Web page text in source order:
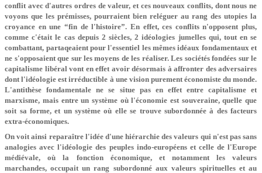
conflit avec d'autres ordres de valeur, et ces nouveaux conflits, dont nous ne
voyons que les prémisses, pourraient bien reléguer au rang des utopies la
croyance en une “fin de l'histoire”. En effet, ces conflits n'opposent plus,
comme c'était le cas depuis 2 siècles, 2 idéologies jumelles qui, tout en se
combattant, partaqeaient pour l'essentiel les mêmes idéaux fondamentaux et
ne s'opposaient que sur les moyens de les réaliser. Les sociétés fondées sur le
capitalisme libéral vont en effet avoir désormais à affronter des adversaires
dont l'idéologie est irréductible à une vision purement économiste du monde.
L'antithèse fondamentale ne se situe pas en effet entre capitalisme et
marxisme, mais entre un système où l'économie est souveraine, quelle que
soit sa forme, et un système où elle se trouve subordonnée à des facteurs
extra-économiques.
On voit ainsi reparaître l'idée d'une hiérarchie des valeurs qui n'est pas sans
analogies avec l'idéologie des peuples indo-européens et celle de l'Europe
médiévale, où la fonction économique, et notamment les valeurs
marchandes, occupait un rang subordonné aux valeurs spirituelles et au